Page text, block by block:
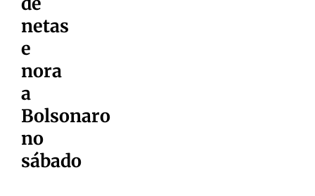
netas
e
nora
a
Bolsonaro
no
sábado